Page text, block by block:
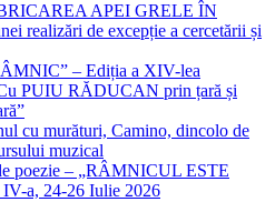
APEI GRELE ÎN
realizări de excepție a cercetării și
– Ediția a XIV-lea
PUIU RĂDUCAN prin țară și
cu murături, Camino, dincolo de
muzical
poezie – „RÂMNICUL ESTE
a, 24-26 Iulie 2026